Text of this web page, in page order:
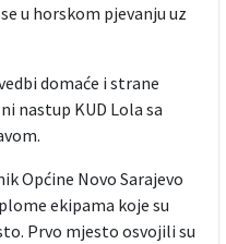
u horskom pjevanju uz
domaće i strane
nastup KUD Lola sa
Općine Novo Sarajevo
ekipama koje su
Prvo mjesto osvojili su